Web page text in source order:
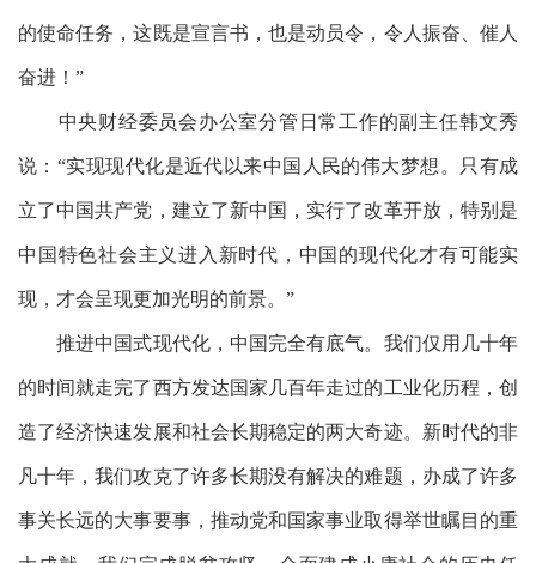
的使命任务，这既是宣言书，也是动员令，令人振奋、催人
奋进！”
中央财经委员会办公室分管日常工作的副主任韩文秀
说： “实现现代化是近代以来中国人民的伟大梦想。只有成
立了中国共产党，建立了新中国，实行了改革开放，特别是
中国特色社会主义进入新时代，中国的现代化才有可能实
现，才会呈现更加光明的前景。”
推进中国式现代化，中国完全有底气。我们仅用几十年
的时间就走完了西方发达国家几百年走过的工业化历程，创
造了经济快速发展和社会长期稳定的两大奇迹。新时代的非
凡十年，我们攻克了许多长期没有解决的难题，办成了许多
事关长远的大事要事，推动党和国家事业取得举世瞩目的重